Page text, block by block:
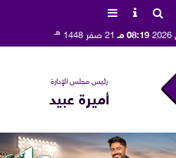
08:19 مـ 21 صفر 1448 هـ
رئيس مجلس الإدارة
أميرة عبيد